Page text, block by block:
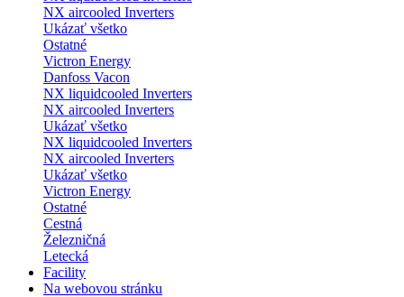
NX aircooled Inverters
Ukázať všetko
Ostatné
Victron Energy
Danfoss Vacon
NX liquidcooled Inverters
NX aircooled Inverters
Ukázať všetko
NX liquidcooled Inverters
NX aircooled Inverters
Ukázať všetko
Victron Energy
Ostatné
Cestná
Železničná
Letecká
Facility
Na webovou stránku